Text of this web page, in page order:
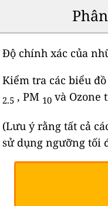
Độ chính xác của
Kiểm tra các biểu
2.5 , PM 10 và Ozone
(Lưu ý rằng tất cả
sử dụng ngưỡng tối